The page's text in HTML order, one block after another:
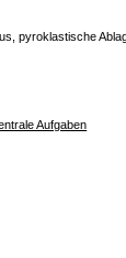
pyroklastische
Aufgaben